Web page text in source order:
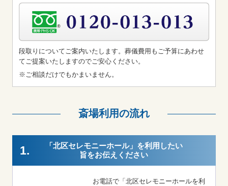
段取りについてご案内いたします。葬儀費用もご予算にあわせ
てご提案いたしますのでご安心ください。
※ご相談だけでもかまいません。
斎場利用の流れ
1.
「北区セレモニーホール」を利用したい
旨をお伝えください
お電話で「北区セレモニーホールを利